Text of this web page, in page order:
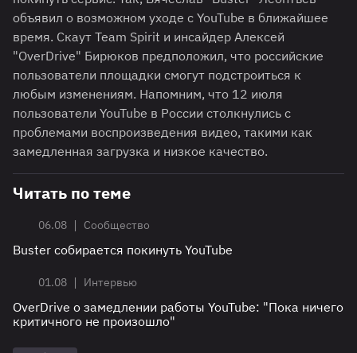
объявил о возможном уходе с YouTube в ближайшее
время. Скаут Team Spirit и инсайдер Алексей
"OverDrive" Бирюков предположил, что российские
пользователи площадки смогут подстроиться к
любым изменениям. Напомним, что 12 июля
пользователи YouTube в России столкнулись с
проблемами воспроизведения видео, такими как
замедленная загрузка и низкое качество.
Читать по теме
06.08 | Сообщество
Buster собирается покинуть YouTube
01.08 | Интервью
OverDrive о замедлении работы YouTube: "Пока ничего
критичного не произошло"